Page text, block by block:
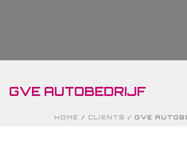
GVE AUTOBEDRIJF
HOME / CLIENTS / GVE